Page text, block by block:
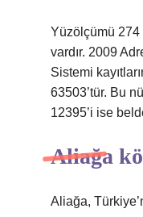
Yüzölçümü 274
vardır. 2009
Sistemi
63503’tür. Bu
12395’i ise
Aliağa
Aliağa,